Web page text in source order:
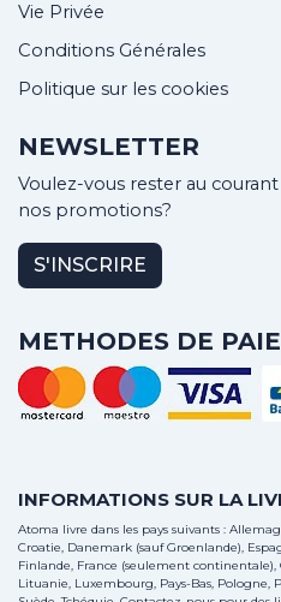
Vie Privée
Conditions Générales
Politique sur les cookies
NEWSLETTER
Voulez-vous rester au
nos promotions?
S'INSCRIRE
METHODES DE
INFORMATIONS SUR LA
Atoma livre dans les pays suivants :
Croatie, Danemark (sauf Groenlande),
Finlande, France (seulement
Lituanie, Luxembourg, Pays-Bas, Pologne,